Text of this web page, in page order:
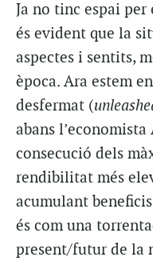
Ja no tinc espai
és evident que la
aspectes i sentits,
època. Ara estem
desfermat (
abans l’economista
consecució dels
rendibilitat més
acumulant
és com una
present/futur de la